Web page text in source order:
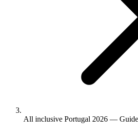
All inclusive Portugal 2026 — Guide